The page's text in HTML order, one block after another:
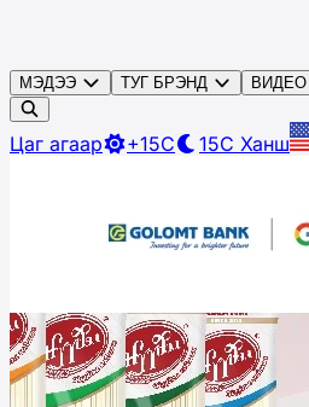
МЭДЭЭ ТУГ БРЭНД ВИДЕО
Цаг агаар +15C 15C Ханш